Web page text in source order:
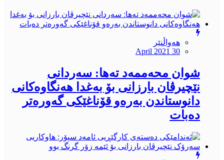
هەواڵنێر
April 2021 30
شوان محەممەد تەها: سەردانى
نێچیرڤان بارزانى بۆ بەغدا هەنگاوەکانى
دانوستاندن بەرەو قۆناغێکى گەورەتر
دەبات